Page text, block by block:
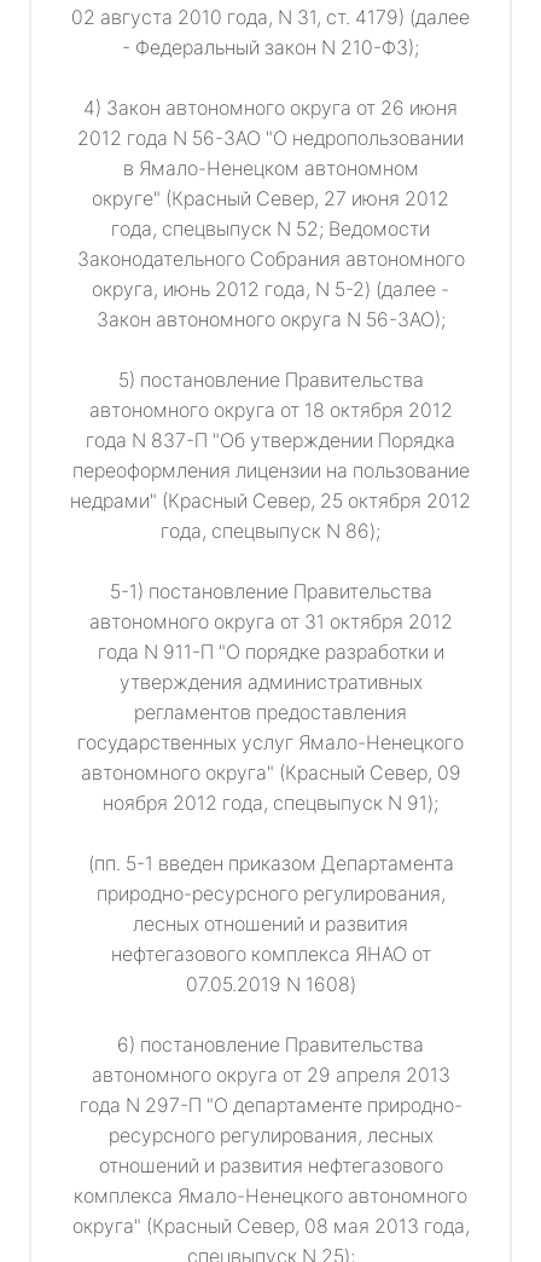
02 августа 2010 года, N 31, ст. 4179) (далее
- Федеральный закон N 210-ФЗ);
4) Закон автономного округа от 26 июня
2012 года N 56-ЗАО "О недропользовании
в Ямало-Ненецком автономном
округе" (Красный Север, 27 июня 2012
года, спецвыпуск N 52; Ведомости
Законодательного Собрания автономного
округа, июнь 2012 года, N 5-2) (далее -
Закон автономного округа N 56-ЗАО);
5) постановление Правительства
автономного округа от 18 октября 2012
года N 837-П "Об утверждении Порядка
переоформления лицензии на пользование
недрами" (Красный Север, 25 октября 2012
года, спецвыпуск N 86);
5-1) постановление Правительства
автономного округа от 31 октября 2012
года N 911-П "О порядке разработки и
утверждения административных
регламентов предоставления
государственных услуг Ямало-Ненецкого
автономного округа" (Красный Север, 09
ноября 2012 года, спецвыпуск N 91);
(пп. 5-1 введен приказом Департамента
природно-ресурсного регулирования,
лесных отношений и развития
нефтегазового комплекса ЯНАО от
07.05.2019 N 1608)
6) постановление Правительства
автономного округа от 29 апреля 2013
года N 297-П "О департаменте природно-
ресурсного регулирования, лесных
отношений и развития нефтегазового
комплекса Ямало-Ненецкого автономного
округа" (Красный Север, 08 мая 2013 года,
спецвыпуск N 25);